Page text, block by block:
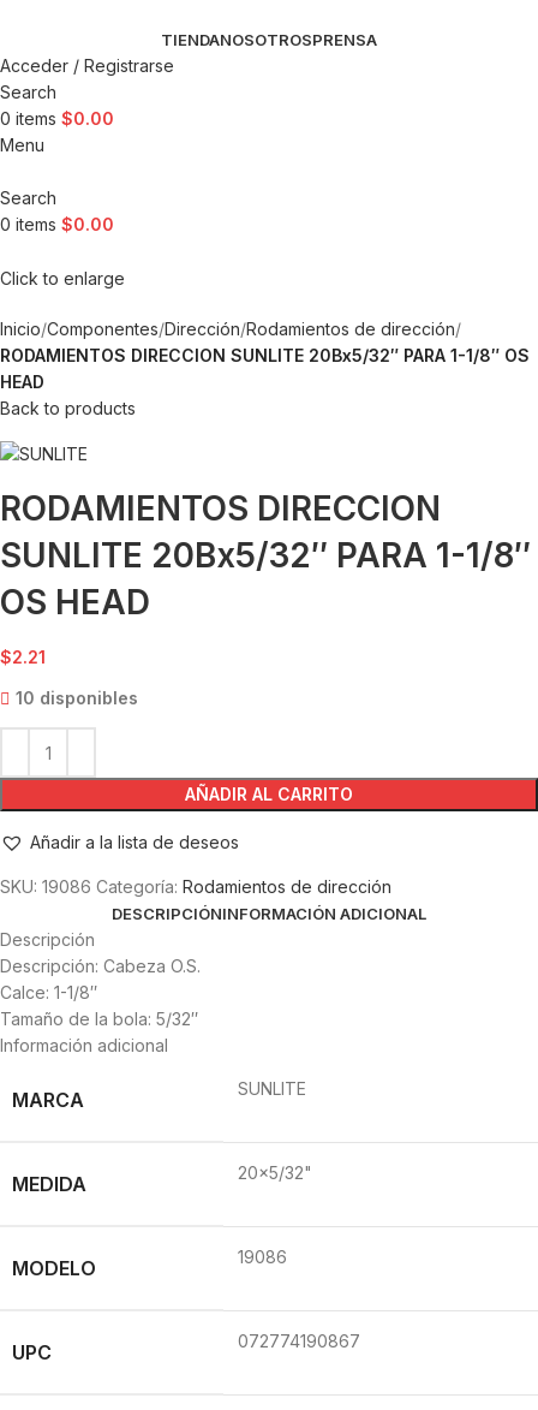
TIENDANOSOTROSPRENSA
Acceder / Registrarse
Search
0 items $0.00
Menu
Search
0 items $0.00
Click to enlarge
Inicio Componentes Dirección Rodamientos de dirección
RODAMIENTOS DIRECCION SUNLITE 20Bx5/32″ PARA 1-1/8″ OS
HEAD
Back to products
RODAMIENTOS DIRECCION
SUNLITE 20Bx5/32″ PARA 1-1/8″
OS HEAD
$2.21
10 disponibles
AÑADIR AL CARRITO
Añadir a la lista de deseos
SKU: 19086 Categoría: Rodamientos de dirección
DESCRIPCIÓNINFORMACIÓN ADICIONAL
Descripción
Descripción: Cabeza O.S.
Calce: 1-1/8″
Tamaño de la bola: 5/32″
Información adicional
MARCA SUNLITE
MEDIDA 20×5/32"
MODELO 19086
UPC 072774190867